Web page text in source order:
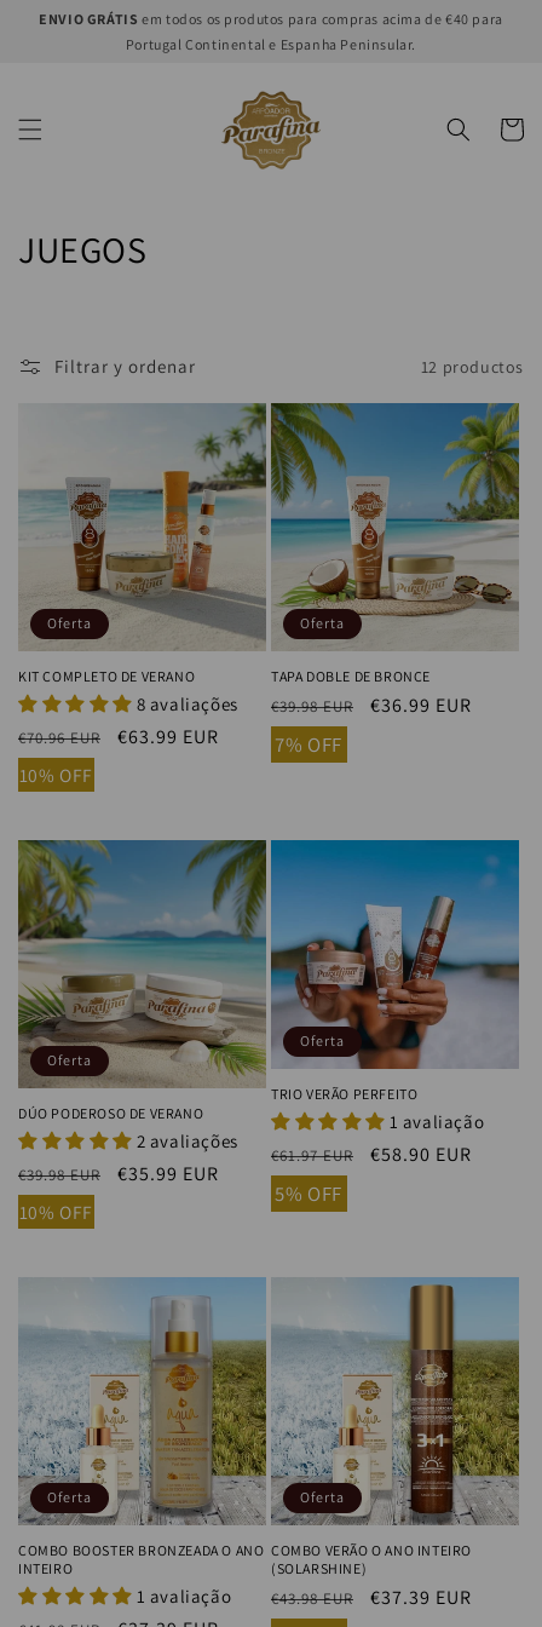
directamente
ENVIO GRÁTIS em todos os produtos para compras acima de €40 para
Portugal Continental e Espanha Peninsular.
Carrito
C
e
c
i
n
:
JUEGOS
Filtrar y ordenar 12 productos
Oferta
KIT COMPLETO DE VERANO
8 avaliações
Precio
habitual
€70.96 EUR
Precio
€63.99 EUR
10% OFF
Oferta
TAPA DOBLE DE BRONCE
Precio
habitual
€39.98 EUR
Precio
€36.99 EUR
7% OFF
Oferta
DÚO PODEROSO DE VERANO
2 avaliações
Precio
habitual
€39.98 EUR
Precio
€35.99 EUR
10% OFF
Oferta
TRIO VERÃO PERFEITO
1 avaliação
Precio
habitual
€61.97 EUR
Precio
€58.90 EUR
5% OFF
Oferta
COMBO BOOSTER BRONZEADA O ANO
INTEIRO
1 avaliação
Oferta
COMBO VERÃO O ANO INTEIRO
(SOLARSHINE)
Precio
€43.98 EUR
Precio
€37.39 EUR